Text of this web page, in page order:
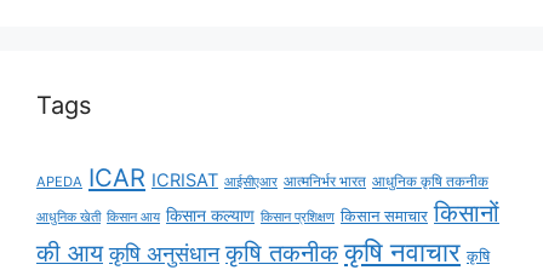
Tags
APEDA ICAR ICRISAT आईसीएआर आत्मनिर्भर भारत आधुनिक कृषि तकनीक
आधुनिक खेती किसान आय किसान कल्याण किसान प्रशिक्षण किसान समाचार किसानों
की आय कृषि अनुसंधान कृषि तकनीक कृषि नवाचार कृषि